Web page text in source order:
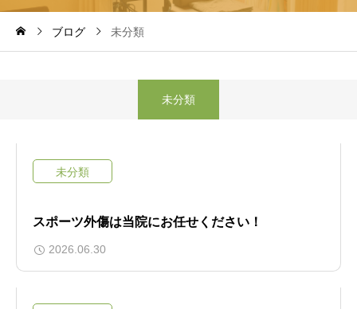
ブログ 未分類
未分類
未分類
スポーツ外傷は当院にお任せください！
2026.06.30